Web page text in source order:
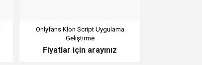
Onlyfans Klon Script Uygulama
Geliştirme
Fiyatlar için arayınız